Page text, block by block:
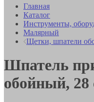
Главная
Каталог
Инструменты,
Малярный
Щетки, шпатели
Шпатель
обойный, 28